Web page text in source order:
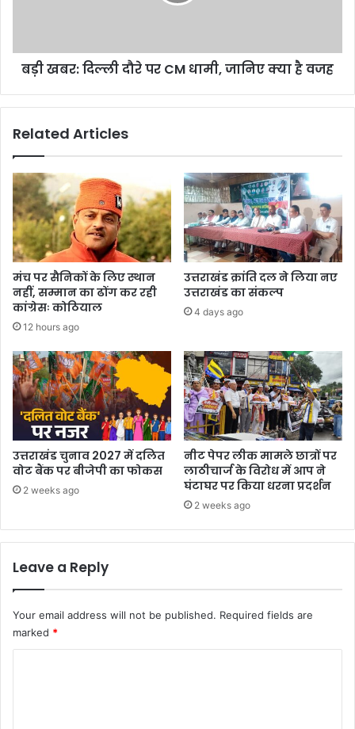
क्या
बड़ी खबर: दिल्ली दौरे पर CM धामी, जानिए क्या है वजह
Related Articles
मंच पर सैनिकों के लिए स्थान
नहीं, सम्मान का ढोंग कर रही
कांग्रेसः कोठियाल
12 hours ago
उत्तराखंड क्रांति दल ने लिया नए
उत्तराखंड का संकल्प
4 days ago
उत्तराखंड चुनाव 2027 में दलित
वोट बैंक पर बीजेपी का फोकस
2 weeks ago
नीट पेपर लीक मामले छात्रों पर
लाठीचार्ज के विरोध में आप ने
घंटाघर पर किया धरना प्रदर्शन
2 weeks ago
Leave a Reply
Your email address will not be published. Required fields are
marked *